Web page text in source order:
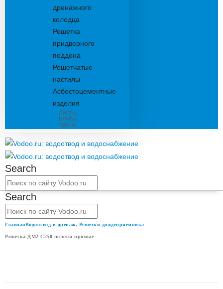
дренажного
колодца
Решетка
придверного
поддона
Решетчатые
настилы
Асбестоцементные
изделия
Листы,
плиты,
трубы
Search
Search
ГлавнаяВодоотвод и дренаж, Решетки дождеприемника
Решетка ДМ2 С250 полосы прямые